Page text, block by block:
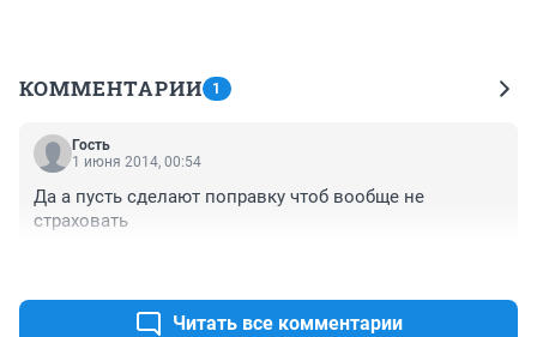
КОММЕНТАРИИ 1
Гость
1 июня 2014, 00:54
Да а пусть сделают поправку чтоб вообще не
страховать
Читать все комментарии